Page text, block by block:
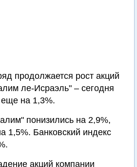
продолжается рост акций
ле-Исраэль" – сегодня
на 1,3%.
понизились на 2,9%,
1,5%. Банковский индекс
акций компании